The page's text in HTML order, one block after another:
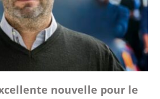
nouvelle pour le